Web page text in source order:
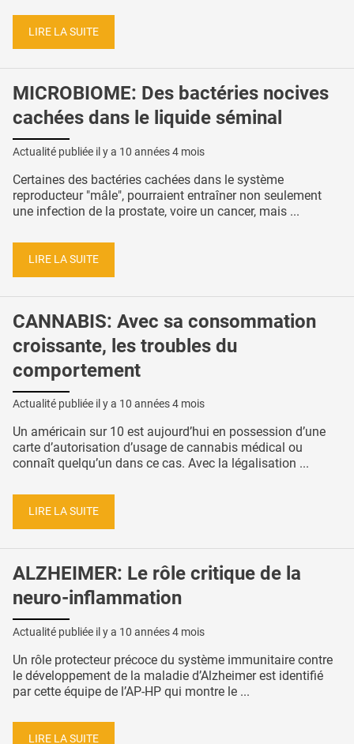
LIRE LA SUITE
MICROBIOME: Des bactéries nocives
cachées dans le liquide séminal
Actualité publiée il y a 10 années 4 mois
Certaines des bactéries cachées dans le système
reproducteur "mâle", pourraient entraîner non seulement
une infection de la prostate, voire un cancer, mais ...
LIRE LA SUITE
CANNABIS: Avec sa consommation
croissante, les troubles du
comportement
Actualité publiée il y a 10 années 4 mois
Un américain sur 10 est aujourd’hui en possession d’une
carte d’autorisation d’usage de cannabis médical ou
connaît quelqu’un dans ce cas. Avec la légalisation ...
LIRE LA SUITE
ALZHEIMER: Le rôle critique de la
neuro-inflammation
Actualité publiée il y a 10 années 4 mois
Un rôle protecteur précoce du système immunitaire contre
le développement de la maladie d’Alzheimer est identifié
par cette équipe de l’AP-HP qui montre le ...
LIRE LA SUITE